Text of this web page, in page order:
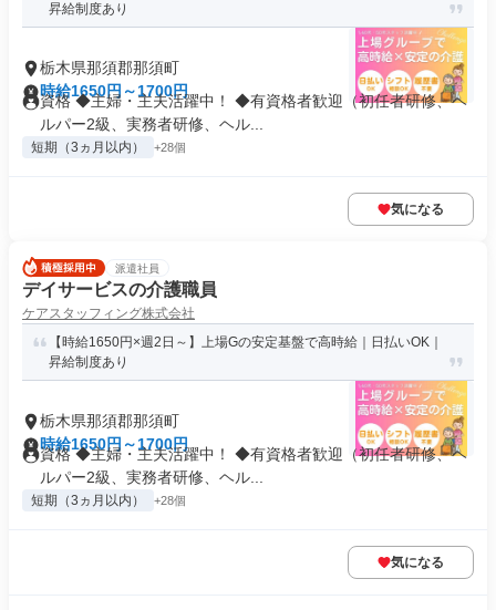
昇給制度あり
栃木県那須郡那須町
時給1650円～1700円
資格 ◆主婦・主夫活躍中！ ◆有資格者歓迎（初任者研修、ヘ
ルパー2級、実務者研修、ヘル...
短期（3ヵ月以内） +28個
気になる
派遣社員
デイサービスの介護職員
ケアスタッフィング株式会社
【時給1650円×週2日～】上場Gの安定基盤で高時給｜日払いOK｜
昇給制度あり
栃木県那須郡那須町
時給1650円～1700円
資格 ◆主婦・主夫活躍中！ ◆有資格者歓迎（初任者研修、ヘ
ルパー2級、実務者研修、ヘル...
短期（3ヵ月以内） +28個
気になる